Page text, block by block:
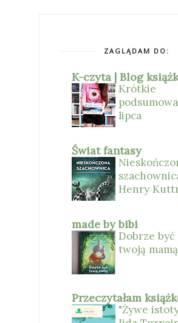
ZAGLĄDAM DO:
K-czyta | Blog
Krótkie
lipca
Świat fantasy
Henry
made by bibi
Dobrze być
twoją mamą
Przeczytałam
"Żywe